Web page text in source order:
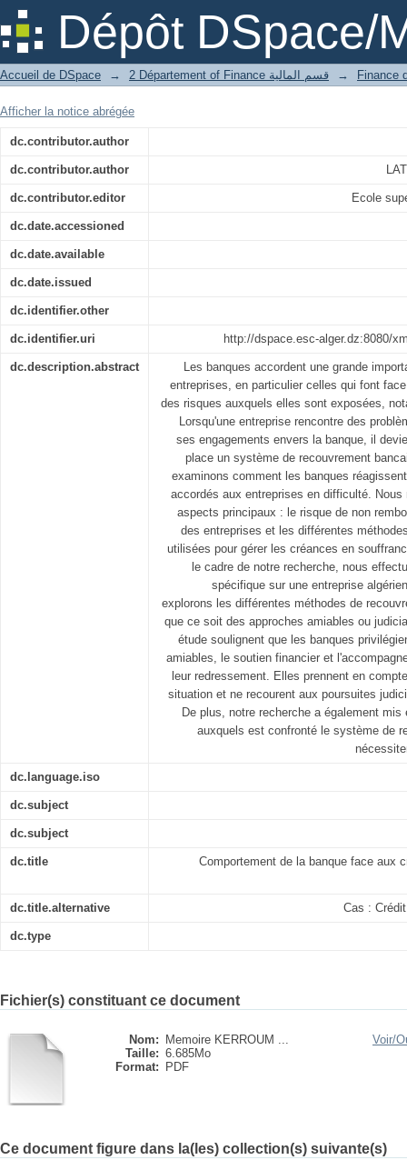
Dépôt DSpace/
Comportement de la banque face
Accueil de DSpace → 2 Département of Finance قسم المالية →
Afficher la notice abrégée
dc.contributor.author
dc.contributor.author
dc.contributor.editor Ecole
dc.date.accessioned
dc.date.available
dc.date.issued
dc.identifier.other
dc.identifier.uri http://dspace.esc-alger.dz:8080/
dc.description.abstract
Les banques accordent une grande
entreprises, en particulier celles qui font
des risques auxquels elles sont exposées,
Lorsqu'une entreprise rencontre des
ses engagements envers la banque, il
place un système de recouvrement
examinons comment les banques
accordés aux entreprises en difficulté.
aspects principaux : le risque de non
des entreprises et les différentes
utilisées pour gérer les créances en
le cadre de notre recherche, nous
spécifique sur une entreprise
explorons les différentes méthodes de
que ce soit des approches amiables ou
étude soulignent que les banques
amiables, le soutien financier et
leur redressement. Elles prennent en
situation et ne recourent aux poursuites
De plus, notre recherche a également
auxquels est confronté le système de
dc.language.iso
dc.subject
dc.subject
dc.title Comportement de la banque face aux
dc.title.alternative Cas :
dc.type
Fichier(s) constituant ce document
Nom:
Memoire KERROUM ...
Taille: 6.685Mo
Format:
PDF
Voir/
Ce document figure dans la(les) collection(s) suivante(s)